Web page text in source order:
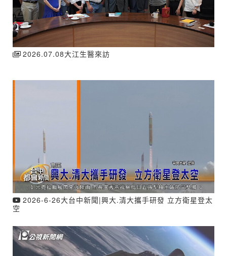
2026.07.08大江生醫來訪
2026-6-26大台中新聞|興大.清大攜手研發 立方衛星登太
空